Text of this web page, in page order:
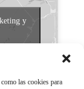
las cookies para
y